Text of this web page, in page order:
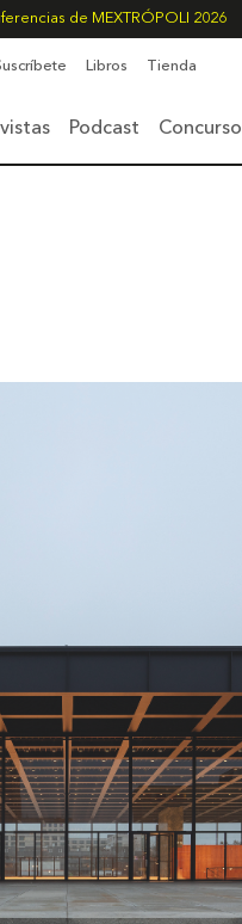
de MEXTRÓPOLI 2026
Libros Tienda
Podcast Concurso